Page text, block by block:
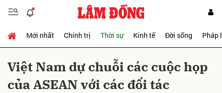
Mới nhất Chính trị Thời sự Kinh tế Đời sống Pháp
Việt Nam dự chuỗi các cuộc họp
của ASEAN với các đối tác
Gửi bình luận